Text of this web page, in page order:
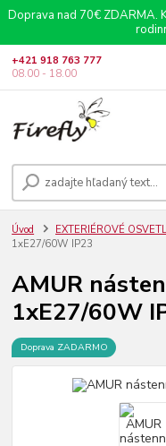
Doprava nad 70€ ZDARMA.
+421 918 763 777
08.00 - 18.00
Úvod EXTERIÉROVÉ
1xE27/60W IP23
AMUR
1xE27/60W
Doprava ZADARMO